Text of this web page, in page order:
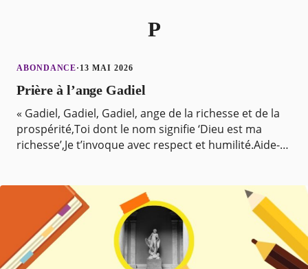
P
ABONDANCE· 13 MAI 2026
Prière à l’ange Gadiel
« Gadiel, Gadiel, Gadiel, ange de la richesse et de la
prospérité,Toi dont le nom signifie ‘Dieu est ma
richesse’,Je t’invoque avec respect et humilité.Aide-